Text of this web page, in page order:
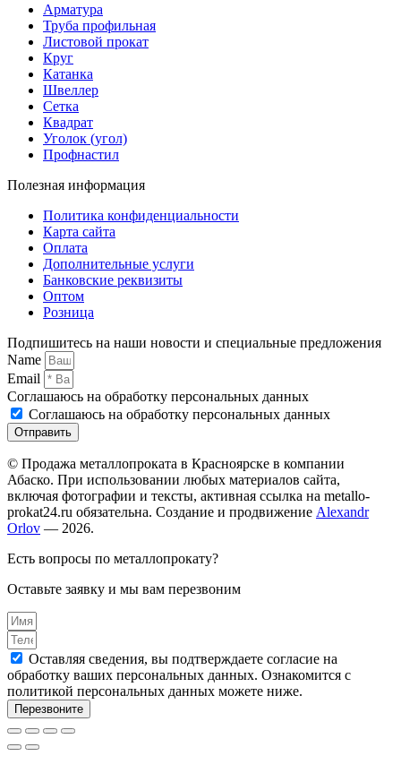
Арматура
Труба профильная
Листовой прокат
Круг
Катанка
Швеллер
Сетка
Квадрат
Уголок (угол)
Профнастил
Полезная информация
Политика конфиденциальности
Карта сайта
Оплата
Дополнительные услуги
Банковские реквизиты
Оптом
Розница
Подпишитесь на наши новости и специальные предложения
Name
Email
Соглашаюсь на обработку персональных данных
Соглашаюсь на обработку персональных данных
Отправить
© Продажа металлопроката в Красноярске в компании
Абаско. При использовании любых материалов сайта,
включая фотографии и тексты, активная ссылка на metallo-
prokat24.ru обязательна. Создание и продвижение Alexandr
Orlov — 2026.
Есть вопросы по металлопрокату?
Оставьте заявку и мы вам перезвоним
Оставляя сведения, вы подтверждаете согласие на
обработку ваших персональных данных. Ознакомится с
политикой персональных данных можете ниже.
Перезвоните